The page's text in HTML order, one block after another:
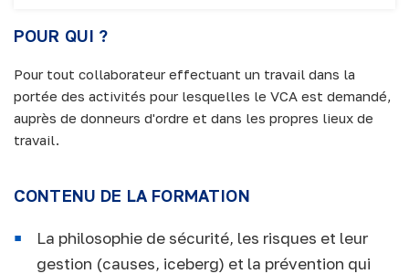
POUR QUI ?
Pour tout collaborateur effectuant un travail dans la
portée des activités pour lesquelles le VCA est demandé,
auprès de donneurs d'ordre et dans les propres lieux de
travail.
CONTENU DE LA FORMATION
La philosophie de sécurité, les risques et leur
gestion (causes, iceberg) et la prévention qui